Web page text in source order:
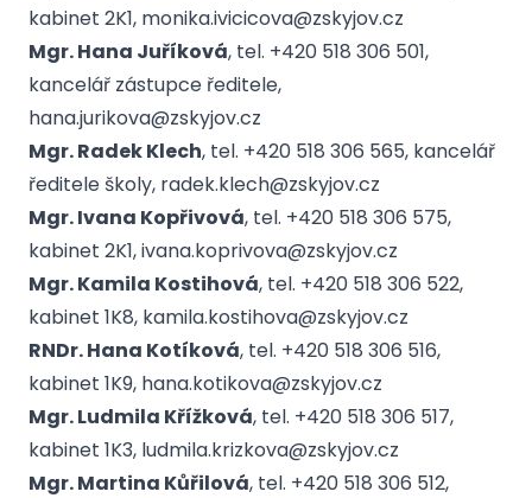
kabinet 2K1, monika.ivicicova@zskyjov.cz
Mgr. Hana Juříková, tel. +420 518 306 501,
kancelář zástupce ředitele,
hana.jurikova@zskyjov.cz
Mgr. Radek Klech, tel. +420 518 306 565, kancelář
ředitele školy, radek.klech@zskyjov.cz
Mgr. Ivana Kopřivová, tel. +420 518 306 575,
kabinet 2K1, ivana.koprivova@zskyjov.cz
Mgr. Kamila Kostihová, tel. +420 518 306 522,
kabinet 1K8, kamila.kostihova@zskyjov.cz
RNDr. Hana Kotíková, tel. +420 518 306 516,
kabinet 1K9, hana.kotikova@zskyjov.cz
Mgr. Ludmila Křížková, tel. +420 518 306 517,
kabinet 1K3, ludmila.krizkova@zskyjov.cz
Mgr. Martina Kůřilová, tel. +420 518 306 512,